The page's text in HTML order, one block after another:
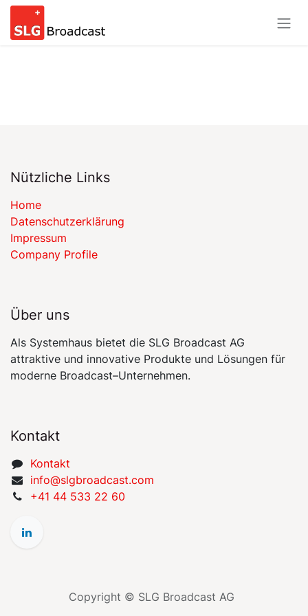
Zum Inhalt springen
Nützliche Links
Home
​​Datenschutzerklärung​​
Impressum
Company Profile
Über uns
Als Systemhaus bietet die SLG Broadcast AG
attraktive und innovative Produkte und Lösungen für
moderne Broadcast–Unternehmen.
Kontakt
​​​​​​​​​​​​​​K​on​​t​a​k​t
​​​​​​​​​​​i​nfo​@​s​l​gbr​oa​dcast​.​c​o​m
+41 44 533 22 60
Copyright © SLG Broadcast AG